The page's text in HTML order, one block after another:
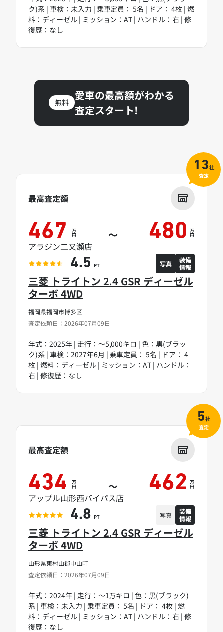
ク)系 | 車検：未入力 | 乗車定員： 5名 | ドア： 4枚 | 燃
料：ディーゼル | ミッション：AT | ハンドル：右 | 修
復歴：なし
無料
愛車の最高額がわかる
査定スタート!
福岡県福岡市博多区
査定依頼日：2026年07月09日
三菱 トライトン 2.4 GSR ディーゼル
ターボ 4WD
年式：2025年 | 走行：～5,000キロ | 色：黒(ブラッ
ク)系 | 車検：2027年6月 | 乗車定員： 5名 | ドア： 4
枚 | 燃料：ディーゼル | ミッション：AT | ハンドル：
右 | 修復歴：なし
最高査定額
467 万
円 ～ 480 万
円
アラジン二又瀬店
4.5 PT 写真
装備
情報
13社
査定
山形県東村山郡中山町
査定依頼日：2026年07月09日
三菱 トライトン 2.4 GSR ディーゼル
ターボ 4WD
年式：2024年 | 走行：～1万キロ | 色：黒(ブラック)
系 | 車検：未入力 | 乗車定員： 5名 | ドア： 4枚 | 燃
料：ディーゼル | ミッション：AT | ハンドル：右 | 修
復歴：なし
最高査定額
434 万
円 ～ 462 万
円
アップル山形西バイパス店
4.8 PT 写真
装備
情報
5社
査定